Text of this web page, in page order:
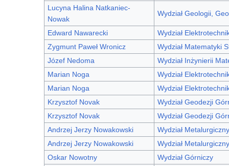
Lucyna Halina Natkaniec-
Nowak
Wydział Geologii,
Edward Nawarecki
Wydział
Zygmunt Paweł Wronicz
Wydział Matematyki
Józef Nedoma
Wydział Inżynierii
Marian Noga
Wydział
Marian Noga
Wydział
Krzysztof Novak
Wydział Geodezji
Krzysztof Novak
Wydział Geodezji
Andrzej Jerzy Nowakowski
Wydział Metalurgiczny
Andrzej Jerzy Nowakowski
Wydział Metalurgiczny
Oskar Nowotny
Wydział Górniczy